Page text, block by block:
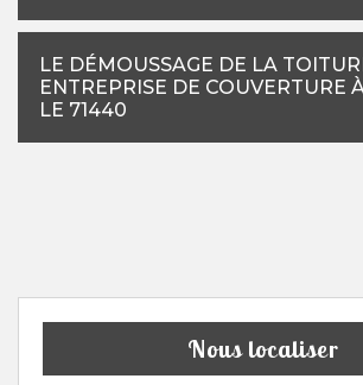
LE DÉMOUSSAGE DE LA
ENTREPRISE DE COUVERTURE
LE 71440
Nous localiser